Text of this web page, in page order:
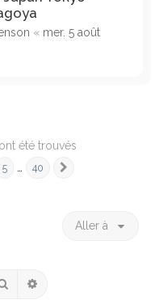
« mer. 5 août
été trouvés
5 40
Aller à
Rechercher